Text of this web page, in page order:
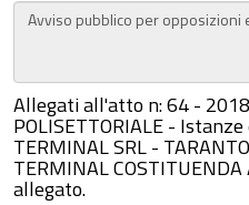
Allegati all'atto n: 64 -
POLISETTORIALE -
TERMINAL SRL -
TERMINAL
allegato.